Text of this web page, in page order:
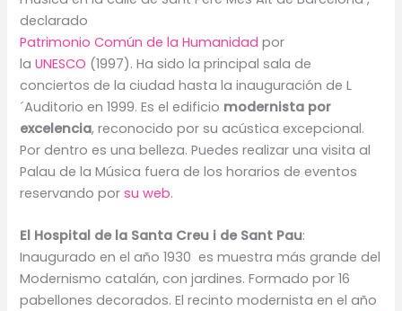
declarado
Patrimonio Común de la Humanidad por
la UNESCO (1997). Ha sido la principal sala de
conciertos de la ciudad hasta la inauguración de L
´Auditorio en 1999. Es el edificio modernista por
excelencia, reconocido por su acústica excepcional.
Por dentro es una belleza. Puedes realizar una visita al
Palau de la Música fuera de los horarios de eventos
reservando porsu web.
El Hospital de la Santa Creu i de Sant Pau:
Inaugurado en el año 1930 es muestra más grande del
Modernismo catalán, con jardines. Formado por 16
pabellones decorados. El recinto modernista en el año